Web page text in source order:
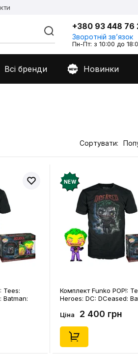
+380 93 448 76
Зворотній звʼязок
Пн-Пт: з 10:00 до
Всі бренди Новинки
Сортувати:
Tees:
Batman:
NEW
Комплект Funko POP!:
Heroes: DC: DCeased:
(45482)
Ціна 2 400 грн